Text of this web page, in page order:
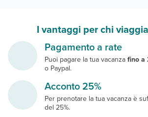
I vantaggi per chi
Pagamento a rate
Puoi pagare la tua vacanzafino a
o Paypal.
Acconto 25%
Per prenotare la tua vacanza è
del 25%.